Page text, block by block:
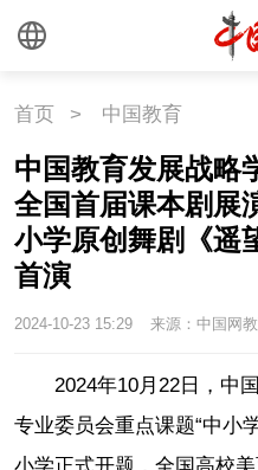
首页 > 中国教育
中国教育发展战略
全国首届课本剧
小学原创舞剧《遥
首演
2024-10-23 15:29 来源：中国网
2024年10月22日，中
专业委员会重点课题“中小
小学正式开题，全国高校